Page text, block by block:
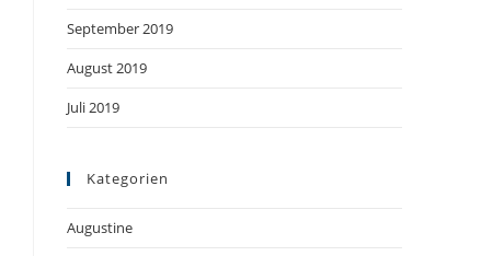
September 2019
August 2019
Juli 2019
Kategorien
Augustine